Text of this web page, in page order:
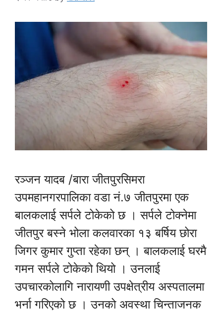
रञ्जन यादब /बारा जीतपुरसिमरा
उपमहानगरपालिका वडा नं.७ जीतपुरमा एक
बालकलाई सर्पले टोकेको छ । सर्पले टोक्नेमा
जीतपुर बस्ने भोला कलवारका १३ बर्षिय छोरा
जिगर कुमार गुप्ता रहेका छन् । बालकलाई घरमै
गमन सर्पले टोकेको थियो । उनलाई
उपचारकोलागि नारायणी उपक्षेत्रीय अस्पतालमा
भर्ना गरिएको छ । उनको अवस्था चिन्ताजनक